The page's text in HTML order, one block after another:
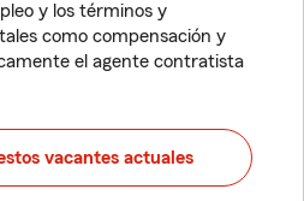
y los términos y
como compensación y
el agente contratista
vacantes actuales